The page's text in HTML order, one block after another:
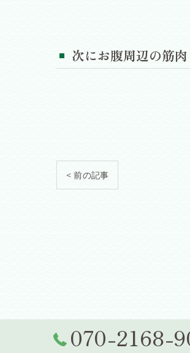
次にお腹周辺の筋
< 前の記事
070-2168-